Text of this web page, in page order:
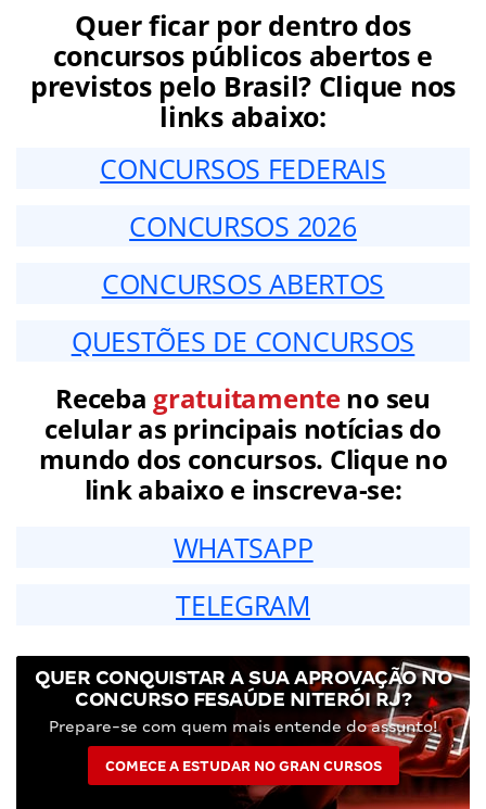
Quer ficar por dentro dos
concursos públicos abertos e
previstos pelo Brasil? Clique nos
links abaixo:
CONCURSOS FEDERAIS
CONCURSOS 2026
CONCURSOS ABERTOS
QUESTÕES DE CONCURSOS
Receba gratuitamenteno seu
celular as principais notícias do
mundo dos concursos. Clique no
link abaixo e inscreva-se:
WHATSAPP
TELEGRAM
QUER CONQUISTAR A SUA APROVAÇÃO NO
CONCURSO FESAÚDE NITERÓI RJ?
Prepare-se com quem mais entende do assunto!
COMECE A ESTUDAR NO GRAN CURSOS